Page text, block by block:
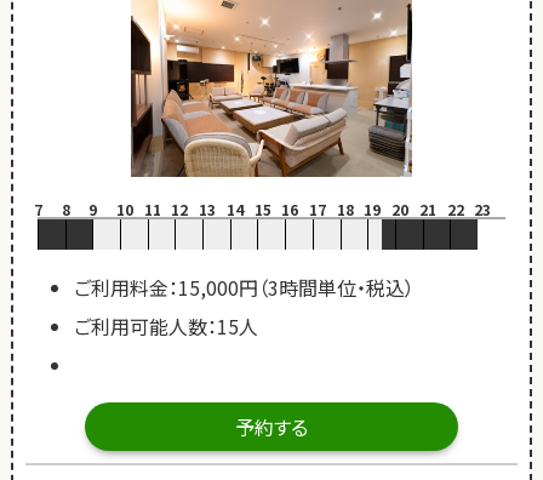
7 8 9 10 11 12 13 14 15 16 17 18 19 20 21 22 23
ご利用料金：15,000円（3時間単位・税込）
ご利用可能人数：15人
予約する